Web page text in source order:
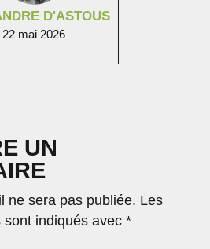
D'ASTOUS
22 mai 2026
UN
ne sera pas publiée. Les
sont indiqués avec*